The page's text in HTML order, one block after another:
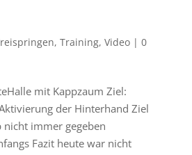
, Training, Video| 0
mit Kappzaum Ziel:
der Hinterhand Ziel
immer gegeben
Fazit heute war nicht